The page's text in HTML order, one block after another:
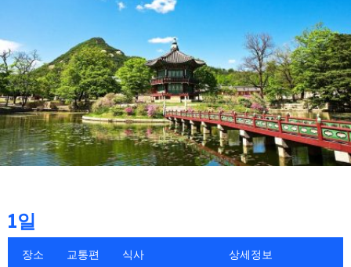
1일
장소 교통편 식사 상세정보